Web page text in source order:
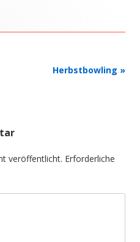
Herbstbowling »
veröffentlicht. Erforderliche